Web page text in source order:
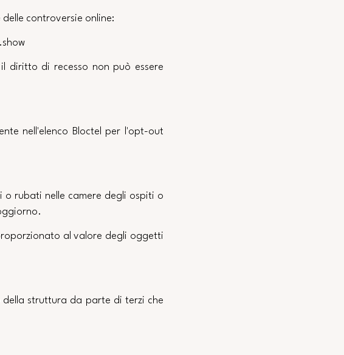
controversie online:
diritto di recesso non può essere
nell'elenco Bloctel per l'opt-out
rubati nelle camere degli ospiti o
al valore degli oggetti
struttura da parte di terzi che